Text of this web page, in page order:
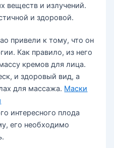
веществ и излучений.
и здоровой.
привели к тому, что он
Как правило, из него
кремов для лица.
и здоровый вид, а
для массажа. Маски
интересного плода
его необходимо